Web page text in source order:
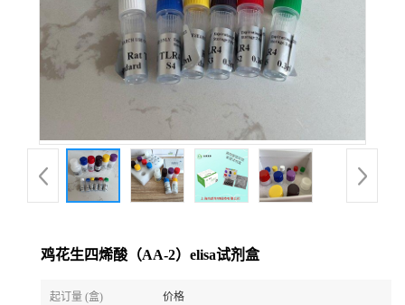
鸡花生四烯酸（AA-2）elisa试剂盒
起订量 (盒) 价格